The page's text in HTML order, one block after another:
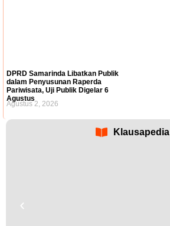
DPRD Samarinda Libatkan Publik
dalam Penyusunan Raperda
Pariwisata, Uji Publik Digelar 6
Agustus
Agustus 2, 2026
Klausapedia